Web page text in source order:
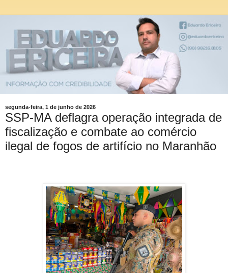
segunda-feira, 1 de junho de 2026
SSP-MA deflagra operação integrada de
fiscalização e combate ao comércio
ilegal de fogos de artifício no Maranhão